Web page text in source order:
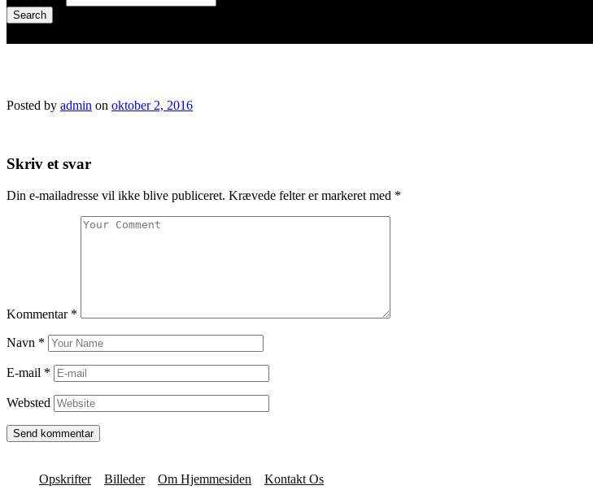
Posted by admin on oktober 2, 2016
Skriv et svar
Din e-mailadresse vil ikke blive publiceret. Krævede felter er markeret med *
Kommentar *
Navn *
E-mail *
Websted
Opskrifter Billeder Om Hjemmesiden Kontakt Os